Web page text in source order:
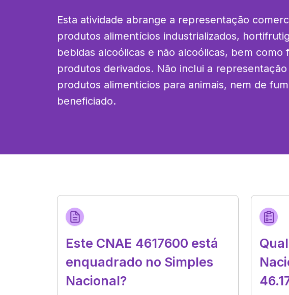
Esta atividade abrange a representação
produtos alimentícios industrializados,
bebidas alcoólicas e não alcoólicas, bem como
produtos derivados. Não inclui a
produtos alimentícios para animais, nem de
beneficiado.
Este CNAE 4617600 está
enquadrado no Simples
Nacional?